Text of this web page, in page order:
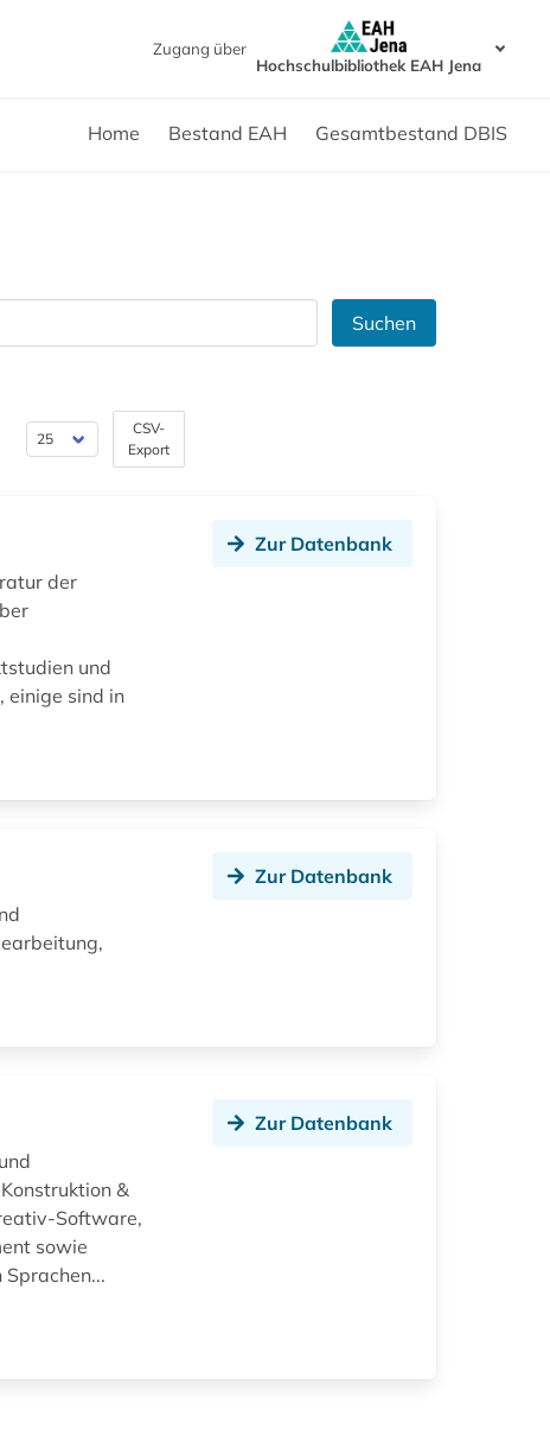
Zugang über
Hochschulbibliothek EAH Jena
Home Bestand EAH Gesamtbestand DBIS
Suchen
CSV-
Export
der
und
einige sind in
Zur Datenbank
Zur Datenbank
&
Software,
sowie
Zur Datenbank